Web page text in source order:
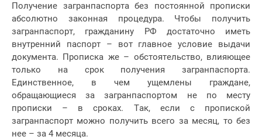
Получение загранпаспорта без постоянной прописки
абсолютно законная процедура. Чтобы получить
загранпаспорт, гражданину РФ достаточно иметь
внутренний паспорт – вот главное условие выдачи
документа. Прописка же – обстоятельство, влияющее
только на срок получения загранпаспорта.
Единственное, в чем ущемлены граждане,
обращающиеся за загранпаспортом не по месту
прописки – в сроках. Так, если с пропиской
загранпаспорт можно получить всего за месяц, то без
нее – за 4 месяца.